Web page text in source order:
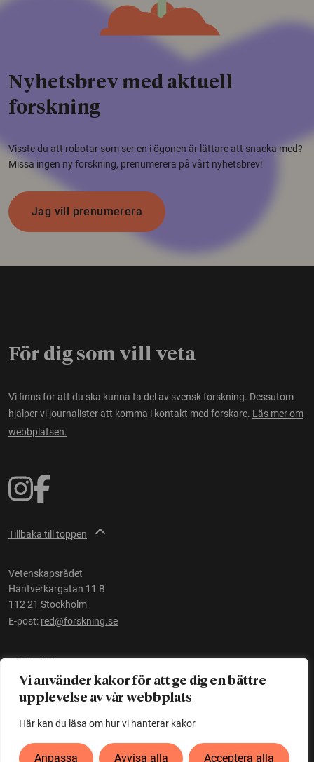
Vi använder kakor för att ge dig en bättre
upplevelse av vår webbplats
Här kan du läsa om hur vi hanterar kakor
Anpassa Avvisa alla Acceptera alla
Nyhetsbrev med aktuell
forskning
Visste du att robotar som ser en i ögonen är lättare att snacka med?
Missa ingen ny forskning, prenumerera på vårt nyhetsbrev!
Jag vill prenumerera
För dig som vill veta
Vi finns för att du ska kunna ta del av svensk forskning. Dessutom
hjälper vi journalister att komma i kontakt med forskare. Läs mer om
webbplatsen.
Tillbaka till toppen
Vetenskapsrådet
Hantverkargatan 11 B
112 21 Stockholm
E-post: red@forskning.se
Tillgänglighet
Ett initiativ avVetenskapsrådet